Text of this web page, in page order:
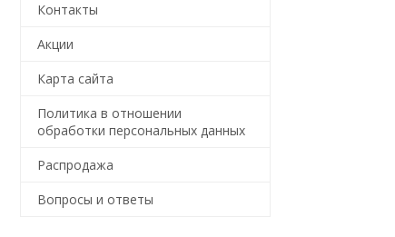
Контакты
Акции
Карта сайта
Политика в отношении
обработки персональных данных
Распродажа
Вопросы и ответы